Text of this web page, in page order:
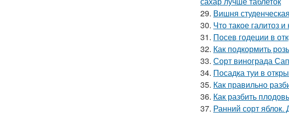
29. Вишня
30. Что такое галитоз
31. Посев годеции в
32. Как подкормить
33. Сорт винограда
34. Посадка туи в
35. Как правильно
36. Как разбить
37. Ранний сорт яблок.